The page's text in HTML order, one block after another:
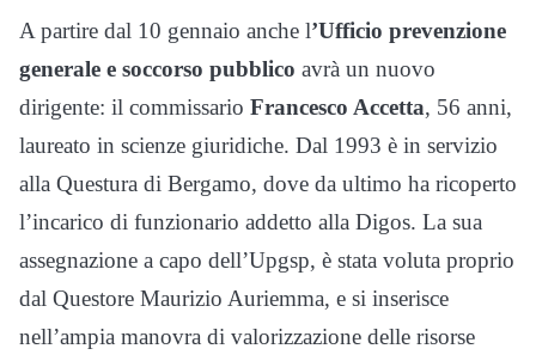
A partire dal 10 gennaio anche l’Ufficio prevenzione
generale e soccorso pubblico avrà un nuovo
dirigente: il commissario Francesco Accetta, 56 anni,
laureato in scienze giuridiche. Dal 1993 è in servizio
alla Questura di Bergamo, dove da ultimo ha ricoperto
l’incarico di funzionario addetto alla Digos. La sua
assegnazione a capo dell’Upgsp, è stata voluta proprio
dal Questore Maurizio Auriemma, e si inserisce
nell’ampia manovra di valorizzazione delle risorse